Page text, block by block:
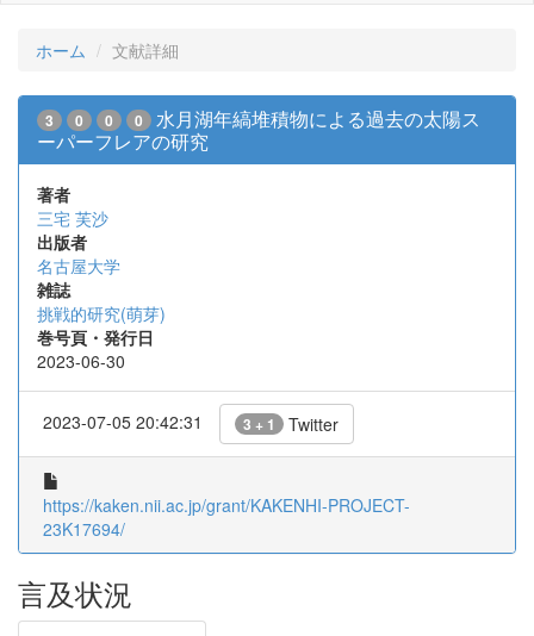
ホーム 文献詳細
3 0 0 0
水月湖年縞堆積物による過去の太陽ス
ーパーフレアの研究
著者
三宅 芙沙
出版者
名古屋大学
雑誌
挑戦的研究(萌芽)
巻号頁・発行日
2023-06-30
2023-07-05 20:42:31 3 + 1 Twitter
https://kaken.nii.ac.jp/grant/KAKENHI-PROJECT-
23K17694/
言及状況